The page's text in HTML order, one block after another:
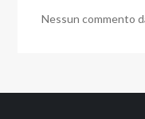
Nessun commento